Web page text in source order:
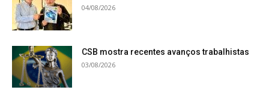
04/08/2026
CSB mostra recentes avanços trabalhistas
03/08/2026